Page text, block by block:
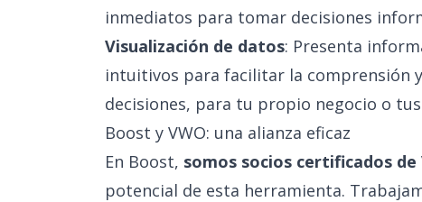
inmediatos para tomar decisiones
Visualización de datos: Presenta
intuitivos para facilitar la comprensión
decisiones, para tu propio negocio o
Boost y VWO: una alianza eficaz
En Boost, somos socios certificados de
potencial de esta herramienta.